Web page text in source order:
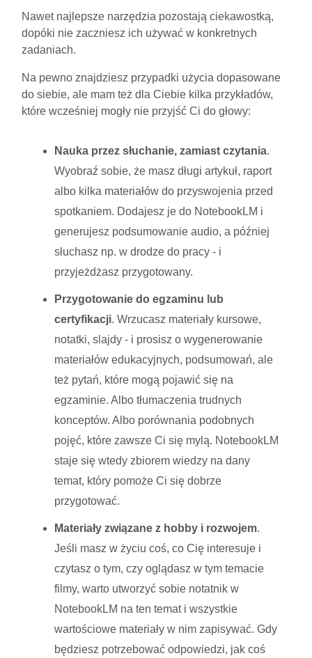
Nawet najlepsze narzędzia pozostają ciekawostką,
dopóki nie zaczniesz ich używać w konkretnych
zadaniach.
Na pewno znajdziesz przypadki użycia dopasowane
do siebie, ale mam też dla Ciebie kilka przykładów,
które wcześniej mogły nie przyjść Ci do głowy:
Nauka przez słuchanie, zamiast czytania.
Wyobraź sobie, że masz długi artykuł, raport
albo kilka materiałów do przyswojenia przed
spotkaniem. Dodajesz je do NotebookLM i
generujesz podsumowanie audio, a później
słuchasz np. w drodze do pracy - i
przyjeżdżasz przygotowany.
Przygotowanie do egzaminu lub
certyfikacji. Wrzucasz materiały kursowe,
notatki, slajdy - i prosisz o wygenerowanie
materiałów edukacyjnych, podsumowań, ale
też pytań, które mogą pojawić się na
egzaminie. Albo tłumaczenia trudnych
konceptów. Albo porównania podobnych
pojęć, które zawsze Ci się mylą. NotebookLM
staje się wtedy zbiorem wiedzy na dany
temat, który pomoże Ci się dobrze
przygotować.
Materiały związane z hobby i rozwojem.
Jeśli masz w życiu coś, co Cię interesuje i
czytasz o tym, czy oglądasz w tym temacie
filmy, warto utworzyć sobie notatnik w
NotebookLM na ten temat i wszystkie
wartościowe materiały w nim zapisywać. Gdy
będziesz potrzebować odpowiedzi, jak coś